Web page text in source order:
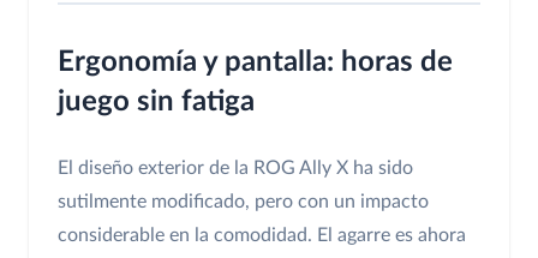
Ergonomía y pantalla: horas de
juego sin fatiga
El diseño exterior de la ROG Ally X ha sido
sutilmente modificado, pero con un impacto
considerable en la comodidad. El agarre es ahora